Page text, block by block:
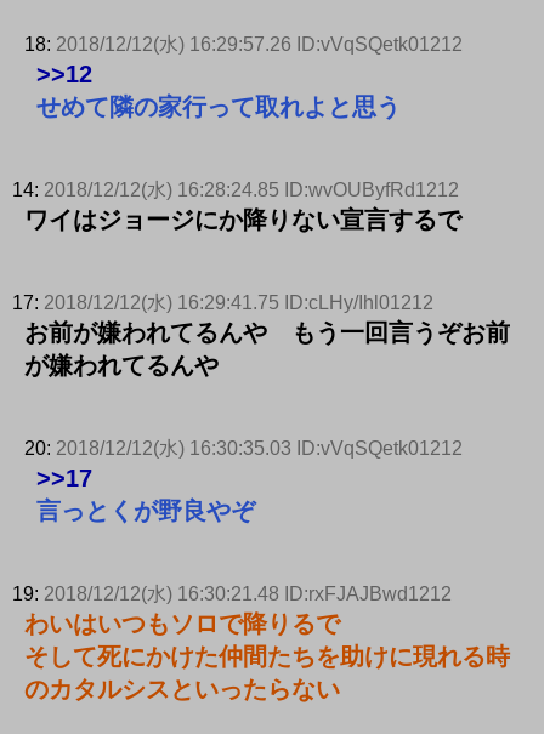
18: 2018/12/12(水) 16:29:57.26 ID:vVqSQetk01212
>>12
せめて隣の家行って取れよと思う
14: 2018/12/12(水) 16:28:24.85 ID:wvOUByfRd1212
ワイはジョージにか降りない宣言するで
17: 2018/12/12(水) 16:29:41.75 ID:cLHy/Ihl01212
お前が嫌われてるんや もう一回言うぞお前
が嫌われてるんや
20: 2018/12/12(水) 16:30:35.03 ID:vVqSQetk01212
>>17
言っとくが野良やぞ
19: 2018/12/12(水) 16:30:21.48 ID:rxFJAJBwd1212
わいはいつもソロで降りるで
そして死にかけた仲間たちを助けに現れる時
のカタルシスといったらない